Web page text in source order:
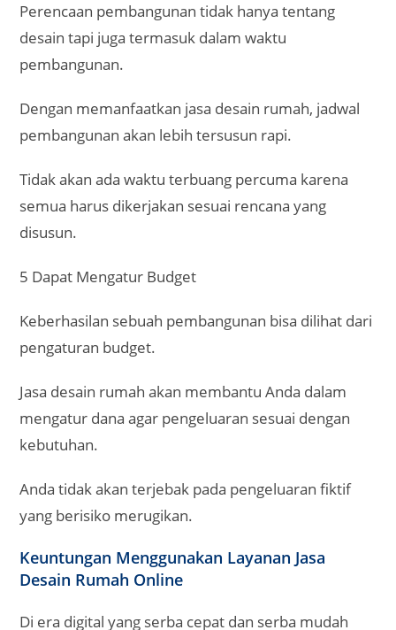
Perencaan pembangunan tidak hanya tentang
desain tapi juga termasuk dalam waktu
pembangunan.
Dengan memanfaatkan jasa desain rumah, jadwal
pembangunan akan lebih tersusun rapi.
Tidak akan ada waktu terbuang percuma karena
semua harus dikerjakan sesuai rencana yang
disusun.
5 Dapat Mengatur Budget
Keberhasilan sebuah pembangunan bisa dilihat dari
pengaturan budget.
Jasa desain rumah akan membantu Anda dalam
mengatur dana agar pengeluaran sesuai dengan
kebutuhan.
Anda tidak akan terjebak pada pengeluaran fiktif
yang berisiko merugikan.
Keuntungan Menggunakan Layanan Jasa
Desain Rumah Online
Di era digital yang serba cepat dan serba mudah